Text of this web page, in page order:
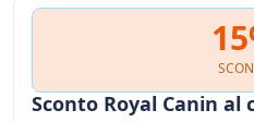
Sconto Royal Canin al